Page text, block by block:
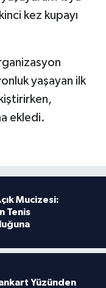
kez kupayı
yaşayan ilk
ekledi.
Mucizesi:
Tenis
Yüzünden